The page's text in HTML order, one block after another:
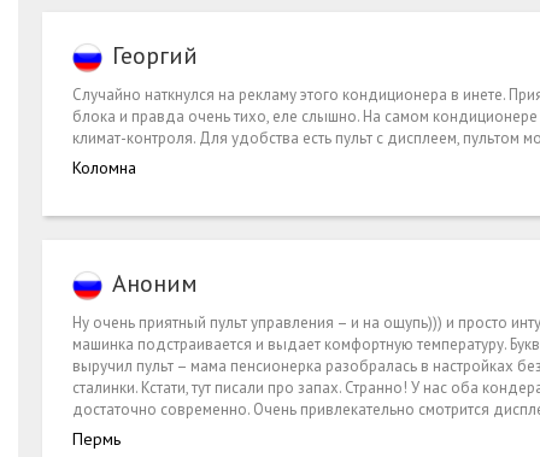
Георгий
Случайно наткнулся на рекламу этого кондиционера в инете.
блока и правда очень тихо, еле слышно. На самом
климат-контроля. Для удобства есть пульт с дисплеем,
Коломна
Аноним
Ну очень приятный пульт управления – и на ощупь))) и просто
машинка подстраивается и выдает комфортную температуру.
выручил пульт – мама пенсионерка разобралась в настройках
сталинки. Кстати, тут писали про запах. Странно! У нас оба
достаточно современно. Очень привлекательно смотрится
Пермь